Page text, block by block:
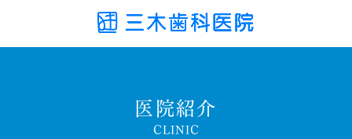
医院紹介
CLINIC